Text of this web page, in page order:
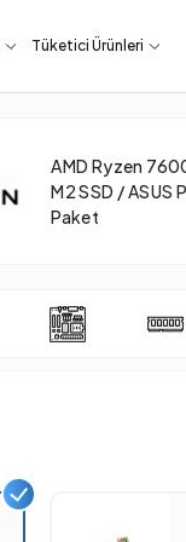
Tüketici Ürünleri
AMD Ryzen
M2 SSD / ASUS
Paket